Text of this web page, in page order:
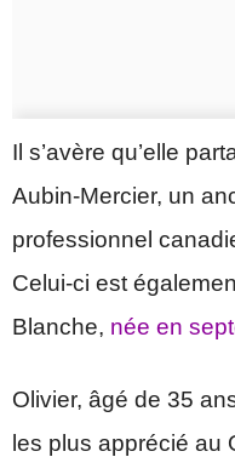
Il s’avère qu’elle
Aubin-Mercier, un
professionnel
Celui-ci est
Blanche, née en
Olivier, âgé de 35
les plus apprécié au